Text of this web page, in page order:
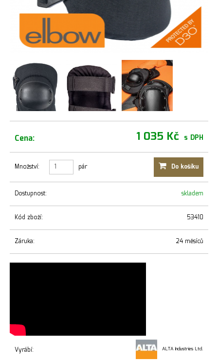
Cena: 1 035 Kč s DPH
Množství: pár Do košíku
Dostupnost: skladem
Kód zboží: 53410
Záruka: 24 měsíců
Vyrábí: ALTA Industries Ltd.